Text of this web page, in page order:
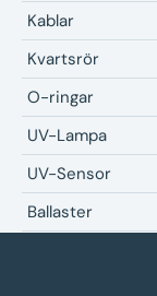
Kablar
Kvartsrör
O-ringar
UV-Lampa
UV-Sensor
Ballaster